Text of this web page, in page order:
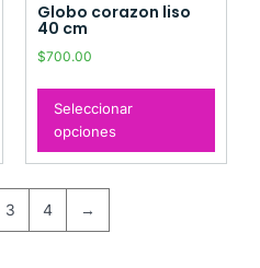
Globo corazon liso
40 cm
$700.00
Seleccionar
opciones
3 4 →